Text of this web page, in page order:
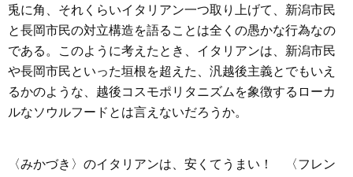
兎に角、それくらいイタリアン一つ取り上げて、新潟市民
と長岡市民の対立構造を語ることは全くの愚かな行為なの
である。このように考えたとき、イタリアンは、新潟市民
や長岡市民といった垣根を超えた、汎越後主義とでもいえ
るかのような、越後コスモポリタニズムを象徴するローカ
ルなソウルフードとは言えないだろうか。
〈みかづき〉のイタリアンは、安くてうまい！ 〈フレン